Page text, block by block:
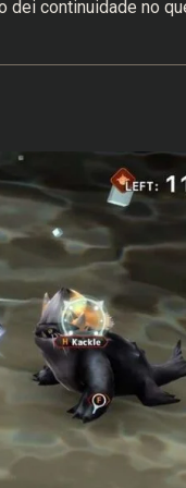
dei continuidade no